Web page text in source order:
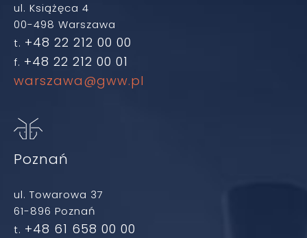
ul. Książęca 4
00-498 Warszawa
t. +48 22 212 00 00
f. +48 22 212 00 01
warszawa@gww.pl
Poznań
ul. Towarowa 37
61-896 Poznań
t. +48 61 658 00 00